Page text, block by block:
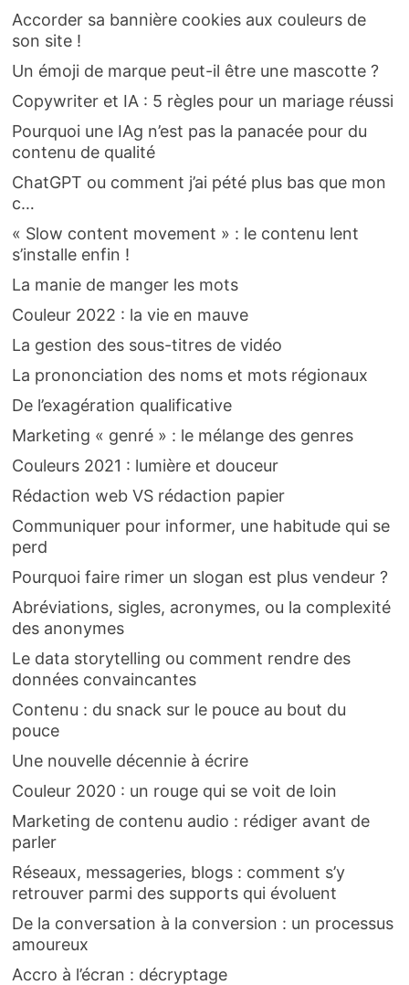
Accorder sa bannière cookies aux couleurs de
son site !
Un émoji de marque peut-il être une mascotte ?
Copywriter et IA : 5 règles pour un mariage réussi
Pourquoi une IAg n’est pas la panacée pour du
contenu de qualité
ChatGPT ou comment j’ai pété plus bas que mon
c…
« Slow content movement » : le contenu lent
s’installe enfin !
La manie de manger les mots
Couleur 2022 : la vie en mauve
La gestion des sous-titres de vidéo
La prononciation des noms et mots régionaux
De l’exagération qualificative
Marketing « genré » : le mélange des genres
Couleurs 2021 : lumière et douceur
Rédaction web VS rédaction papier
Communiquer pour informer, une habitude qui se
perd
Pourquoi faire rimer un slogan est plus vendeur ?
Abréviations, sigles, acronymes, ou la complexité
des anonymes
Le data storytelling ou comment rendre des
données convaincantes
Contenu : du snack sur le pouce au bout du
pouce
Une nouvelle décennie à écrire
Couleur 2020 : un rouge qui se voit de loin
Marketing de contenu audio : rédiger avant de
parler
Réseaux, messageries, blogs : comment s’y
retrouver parmi des supports qui évoluent
De la conversation à la conversion : un processus
amoureux
Accro à l’écran : décryptage